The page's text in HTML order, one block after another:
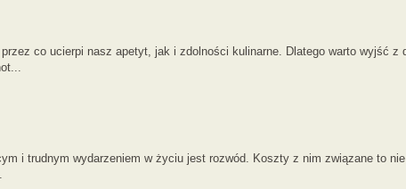
co ucierpi nasz apetyt, jak i zdolności kulinarne. Dlatego warto wyjść z
i trudnym wydarzeniem w życiu jest rozwód. Koszty z nim związane to